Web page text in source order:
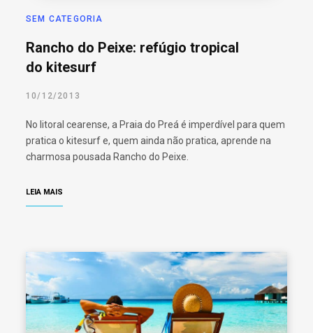
SEM CATEGORIA
Rancho do Peixe: refúgio tropical
do kitesurf
10/12/2013
No litoral cearense, a Praia do Preá é imperdível para quem
pratica o kitesurf e, quem ainda não pratica, aprende na
charmosa pousada Rancho do Peixe.
LEIA MAIS